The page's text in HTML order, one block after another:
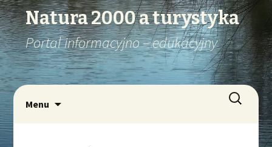
Natura 2000 a turystyka
Portal informacyjno – edukacyjny
Menu
treści
Szukaj: